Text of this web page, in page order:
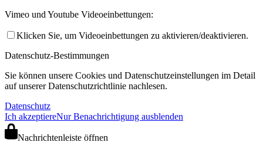
Vimeo und Youtube Videoeinbettungen:
Klicken Sie, um Videoeinbettungen zu aktivieren/deaktivieren.
Datenschutz-Bestimmungen
Sie können unsere Cookies und Datenschutzeinstellungen im Detail
auf unserer Datenschutzrichtlinie nachlesen.
Datenschutz
Ich akzeptiereNur Benachrichtigung ausblenden
Nachrichtenleiste öffnen